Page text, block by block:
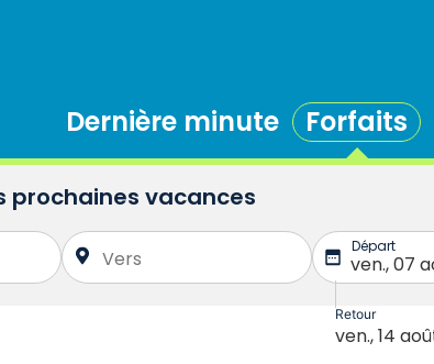
Dernière minute Forfaits
prochaines vacances